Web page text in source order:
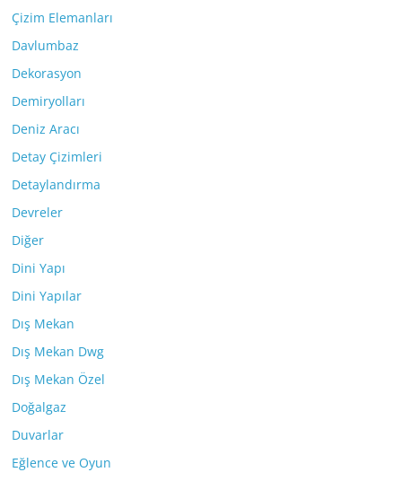
Çizim Elemanları
Davlumbaz
Dekorasyon
Demiryolları
Deniz Aracı
Detay Çizimleri
Detaylandırma
Devreler
Diğer
Dini Yapı
Dini Yapılar
Dış Mekan
Dış Mekan Dwg
Dış Mekan Özel
Doğalgaz
Duvarlar
Eğlence ve Oyun